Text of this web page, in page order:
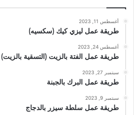
أغسطس 11, 2023
طريقة عمل ليزي كيك (سكسيه)
أغسطس 24, 2023
طريقة عمل الفتة بالزيت (التسقية بالزيت)
سبتمبر 27, 2023
طريقة عمل البرك بالجبنة
سبتمبر 9, 2023
طريقة عمل سلطة سيزر بالدجاج